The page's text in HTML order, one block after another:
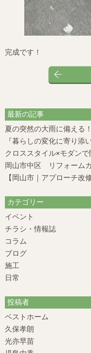
完成です！
最新の記事
夏の突然の大雨に備える
『暮らしの変化に寄り
クロススタイル×モダン
岡山市中区 リフォーム
【岡山市｜アプローチ
カテゴリー
イベント
チラシ・情報誌
コラム
ブログ
施工
日常
投稿者
ベストホーム
久保孝朗
光亦早苗